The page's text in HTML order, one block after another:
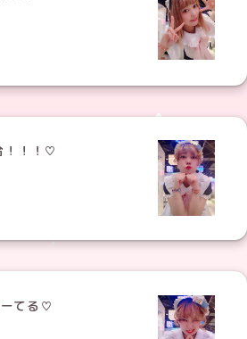
！！！♡
てる♡